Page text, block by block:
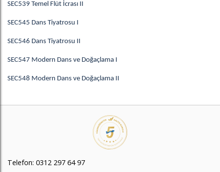
SEC539 Temel Flüt İcrası II
SEC545 Dans Tiyatrosu I
SEC546 Dans Tiyatrosu II
SEC547 Modern Dans ve Doğaçlama I
SEC548 Modern Dans ve Doğaçlama II
Telefon: 0312 297 64 97